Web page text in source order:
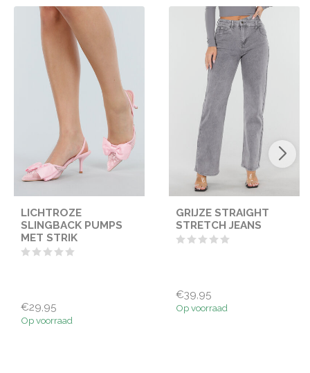
LICHTROZE
SLINGBACK PUMPS
MET STRIK
€29,95
Op voorraad
GRIJZE STRAIGHT
STRETCH JEANS
€39,95
Op voorraad